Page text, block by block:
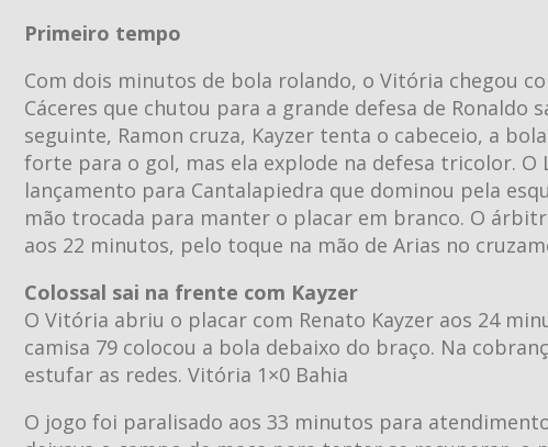
Primeiro tempo
Com dois minutos de bola rolando, o Vitória chegou
Cáceres que chutou para a grande defesa de
seguinte, Ramon cruza, Kayzer tenta o cabeceio, a
forte para o gol, mas ela explode na defesa tricolor.
lançamento para Cantalapiedra que dominou pela
mão trocada para manter o placar em branco. O
aos 22 minutos, pelo toque na mão de Arias no
Colossal sai na frente com Kayzer
O Vitória abriu o placar com Renato Kayzer aos 24
camisa 79 colocou a bola debaixo do braço. Na
estufar as redes. Vitória 1×0 Bahia
O jogo foi paralisado aos 33 minutos para